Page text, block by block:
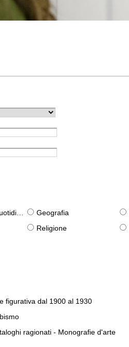
Geografia
Religione
figurativa dal 1900 al 1930
ragionati - Monografie d'arte